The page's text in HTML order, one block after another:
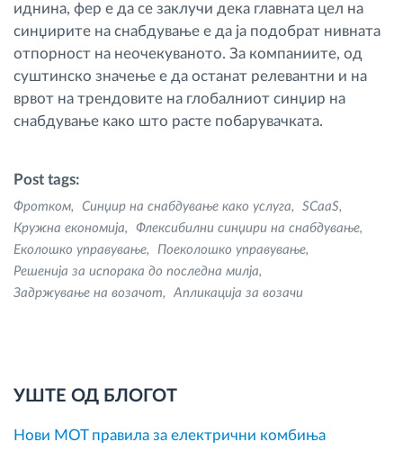
иднина, фер е да се заклучи дека главната цел на
синџирите на снабдување е да ја подобрат нивната
отпорност на неочекуваното. За компаниите, од
суштинско значење е да останат релевантни и на
врвот на трендовите на глобалниот синџир на
снабдување како што расте побарувачката.
Post tags:
Фротком Синџир на снабдување како услуга
SCaaS
Кружна економија
Флексибилни синџири на снабдување
Еколошко управување
Поеколошко управување
Решенија за испорака до последна милја
Задржување на возачот
Апликација за возачи
УШТЕ ОД БЛОГОТ
Нови MOT правила за електрични комбиња